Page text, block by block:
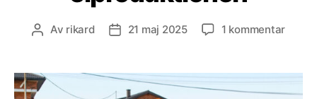
Inläggsförfattare
Av rikard Inläggsdatum
21 maj 2025 1 kommentartill
i
Polen